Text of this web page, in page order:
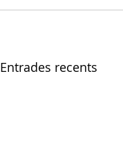
Entrades recents